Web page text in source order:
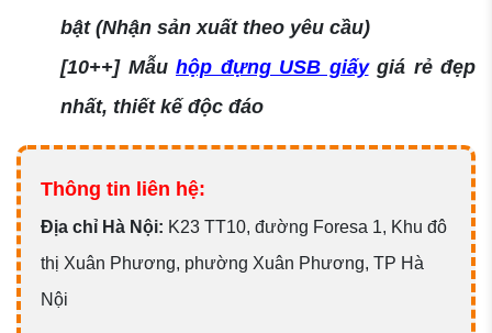
bật (Nhận sản xuất theo yêu cầu)
[10++] Mẫu hộp đựng USB giấygiá rẻ đẹp
nhất, thiết kế độc đáo
Thông tin liên hệ:
Địa chỉ Hà Nội: K23 TT10, đường Foresa 1, Khu đô
thị Xuân Phương, phường Xuân Phương, TP Hà
Nội